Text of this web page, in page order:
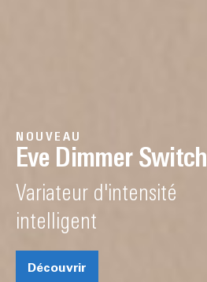
NOUVEAU
Eve Dimmer Switch
Variateur d'intensité
intelligent
Découvrir